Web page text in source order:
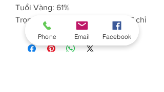
Tuổi Vàng: 61%
Trọng lượng Vàng: Khoảng 0.677 chỉ
Phone Email Facebook